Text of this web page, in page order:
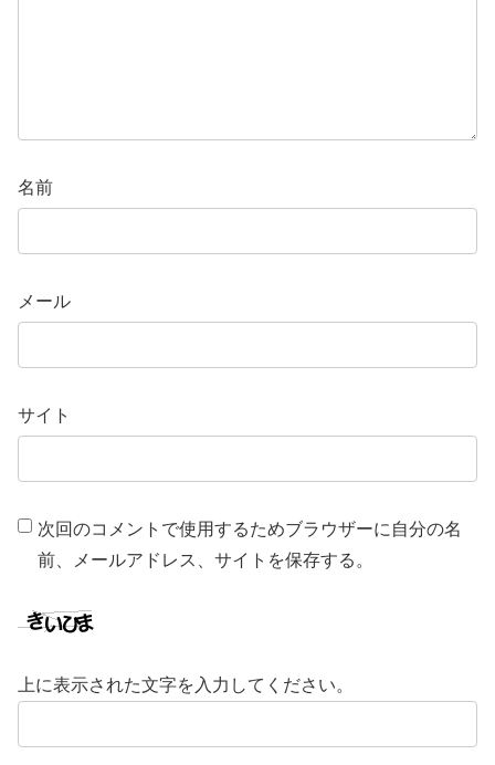
名前
メール
サイト
次回のコメントで使用するためブラウザーに自分の名
前、メールアドレス、サイトを保存する。
上に表示された文字を入力してください。